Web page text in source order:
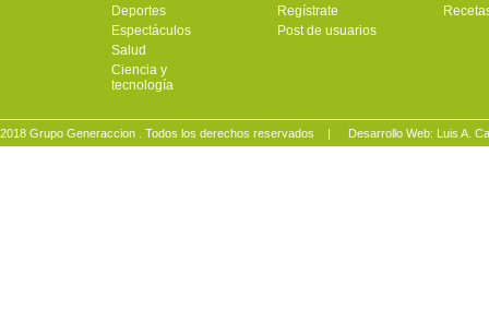
Deportes
Espectáculos
Salud
Ciencia y
tecnología
Regístrate
Post de usuarios
2018 Grupo Generaccion . Todos los derechos reservados | Desarrollo Web: Luis